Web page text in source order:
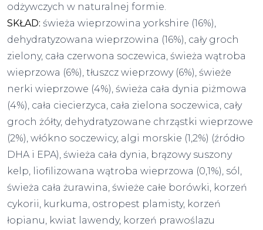
odżywczych w naturalnej formie.
SKŁAD: świeża wieprzowina yorkshire (16%),
dehydratyzowana wieprzowina (16%), cały groch
zielony, cała czerwona soczewica, świeża wątroba
wieprzowa (6%), tłuszcz wieprzowy (6%), świeże
nerki wieprzowe (4%), świeża cała dynia piżmowa
(4%), cała ciecierzyca, cała zielona soczewica, cały
groch żółty, dehydratyzowane chrząstki wieprzowe
(2%), włókno soczewicy, algi morskie (1,2%) (źródło
DHA i EPA), świeża cała dynia, brązowy suszony
kelp, liofilizowana wątroba wieprzowa (0,1%), sól,
świeża cała żurawina, świeże całe borówki, korzeń
cykorii, kurkuma, ostropest plamisty, korzeń
łopianu, kwiat lawendy, korzeń prawoślazu